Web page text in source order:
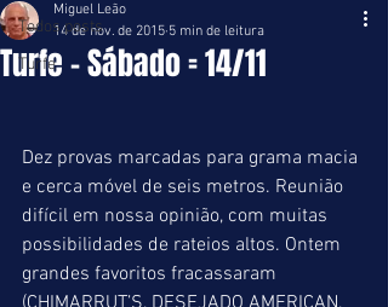
Todos posts
Turfe
Turfe - Sábado = 14/11
Miguel Leão
14 de nov. de 2015 5 min de leitura
Dez provas marcadas para grama macia
e cerca móvel de seis metros. Reunião
difícil em nossa opinião, com muitas
possibilidades de rateios altos. Ontem
grandes favoritos fracassaram